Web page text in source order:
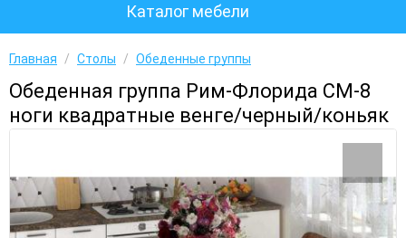
Каталог мебели
Главная / Столы / Обеденные группы
Обеденная группа Рим-Флорида СМ-8
ноги квадратные венге/черный/коньяк